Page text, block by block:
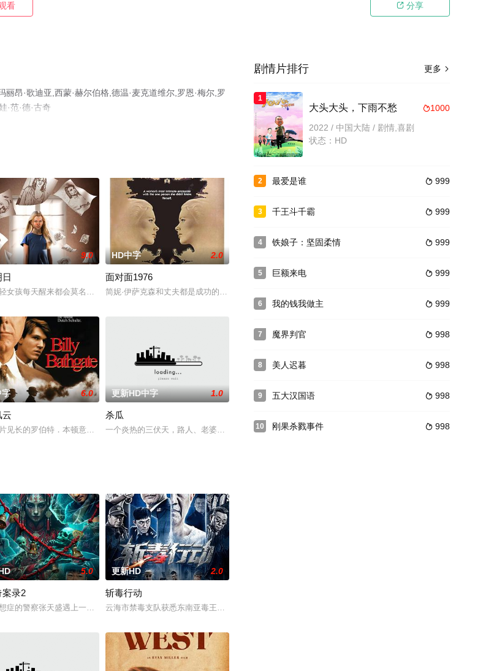
看  分享
昂·歌迪亚,西蒙·赫尔伯格,德温·麦克道维尔,罗恩·梅尔,罗
·范·德·古奇
,美国,瑞士,比利时,日本,电影，手机免费观看高清无删减
岁的秀智而发生了外遇。仁浩利用美英去父母家的机会
开始播放，在20周年的重要一年进行电影化。故事背景是总奖金超过1亿日元，参加总人
9.0
女孩每天醒来都会莫名其妙地发现自己变成了不同的人，她很难回家。
HD中字 2.0
面对面1976
简妮·伊萨克森和丈夫都是成功的精神病学家。但是，简妮发现自己慢慢陷入了精神崩溃。她被那些来自过去
团中步步高升。犀牛只知道权力和残酷，但没有什么
觊觎，也因此而丧生。约翰与麦可两兄弟也在寻找此塔，他俩的重逢，勾起令人感伤的回忆，而
字 6.0
云
见长的罗伯特．本顿意外地执导了这部黑社会动作片，台前幕后的阵容惊人。摄影执导是大师级的拉斯托．阿曼多斯，主演明星包括达
更新HD中字 1.0
杀瓜
一个炎热的三伏天，路人、老婆、村长、杀人犯、县领导、警察，轮番出现在他的瓜棚。这个从来都是老实巴
仇”，“娘娘索命”等一连串妖异事件，张天盛虽被种种
部《河南人在北京》电影的念头，在说服主编姚松、老乡韩战、二房东杨小强加入后，一路曲折
5.0
案录2
症的警察张天盛遇上一起离奇的神像杀人事件，勘案过程中，牵引出“婴胎报仇”，“娘娘索命”等一连串妖异事件，张天盛虽被种种
更新HD 2.0
斩毒行动
云海市禁毒支队获悉东南亚毒王廖爷将携600余公斤毒品来云交易，火速成立“斩毒行动”专案组，借调警员安
更多 
剧情片排行
1
1000
大头大头，下雨不愁
2022 / 中国大陆 / 剧情,喜剧
状态：HD
2  999
最爱是谁
3  999
千王斗千霸
4  999
铁娘子：坚固柔情
5  999
巨额来电
6  999
我的钱我做主
7  998
魔界判官
8  998
美人迟暮
9  998
五大汉国语
10  998
刚果杀戮事件